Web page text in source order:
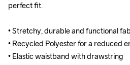
perfect fit.
• Stretchy, durable and functional
• Recycled Polyester for a reduced
• Elastic waistband with drawstring
perfect fit.
• Stretchy, durable and functional
• Recycled Polyester for a reduced
• Elastic waistband with drawstring